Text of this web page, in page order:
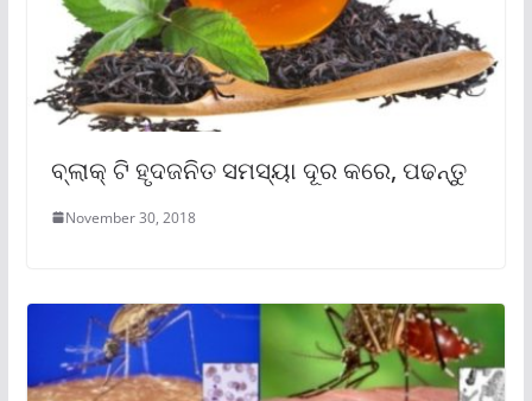
ବ୍ଲାକ୍ ଟି ହୃଦଜନିତ ସମସ୍ୟା ଦୂର କରେ, ପଢନ୍ତୁ
November 30, 2018